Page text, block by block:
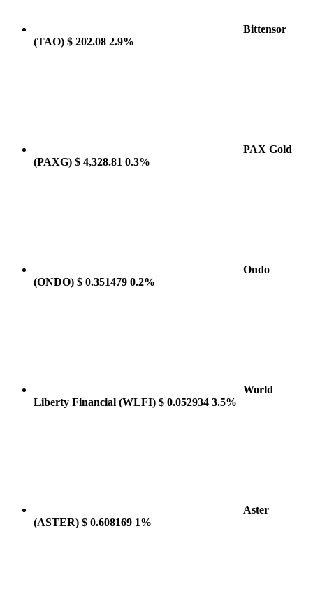
Bittensor
(TAO) $ 202.08 2.9%
PAX Gold
(PAXG) $ 4,328.81 0.3%
Ondo
(ONDO) $ 0.351479 0.2%
World
Liberty Financial (WLFI) $ 0.052934 3.5%
Aster
(ASTER) $ 0.608169 1%